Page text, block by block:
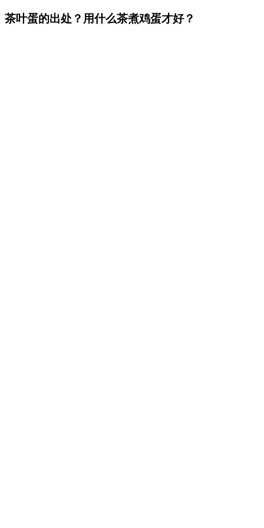
茶叶蛋的出处？用什么茶煮鸡蛋才好？